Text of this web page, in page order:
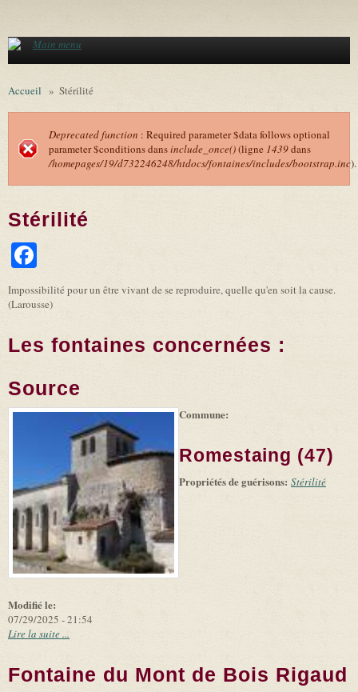
Main menu
Accueil » Stérilité
Message d'erreur
Deprecated function : Required parameter $data follows optional
parameter $conditions dansinclude_once()(ligne 1439dans
/homepages/19/d732246248/htdocs/fontaines/includes/bootstrap.inc).
Stérilité
Impossibilité pour un être vivant de se reproduire, quelle qu'en soit la cause.
(Larousse)
Les fontaines concernées :
Source
-
Leaflet (link is
|
external)
Microsoft
suppliers
Modifié le:
07/29/2025 - 21:54
Commune:
Romestaing (47)
Propriétés de guérisons: Stérilité
Lire la suite ...
Fontaine du Mont de Bois Rigaud